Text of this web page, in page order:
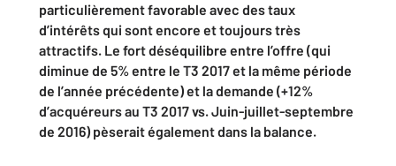
particulièrement favorable avec des taux
d’intérêts qui sont encore et toujours très
attractifs. Le fort déséquilibre entre l’offre (qui
diminue de 5% entre le T3 2017 et la même période
de l’année précédente) et la demande (+12%
d’acquéreurs au T3 2017 vs. Juin-juillet-septembre
de 2016) pèserait également dans la balance.